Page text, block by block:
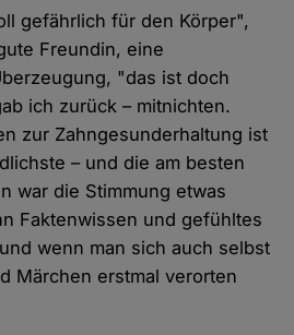
gefährlich für den Körper",
Freundin, eine
"das ist doch
ich zurück – mitnichten.
zur Zahngesunderhaltung ist
– und die am besten
war die Stimmung etwas
Faktenwissen und gefühltes
wenn man sich auch selbst
Märchen erstmal verorten